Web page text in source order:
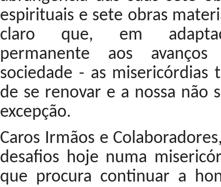
espirituais e sete obras
claro que, em
permanente aos avanços
sociedade - as misericórdias
de se renovar e a nossa não
excepção.
Caros Irmãos e
desafios hoje numa
que procura continuar a